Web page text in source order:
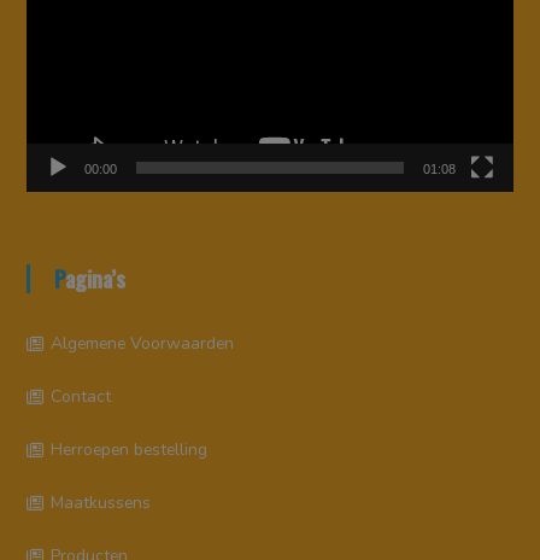
00:00 01:08
Pagina’s
Algemene Voorwaarden
Contact
Herroepen bestelling
Maatkussens